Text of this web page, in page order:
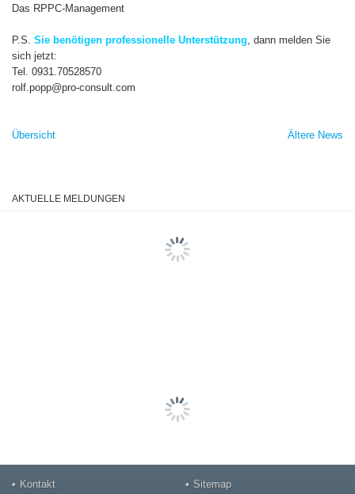
Das RPPC-Management
P.S. Sie benötigen professionelle Unterstützung, dann melden Sie
sich jetzt:
Tel. 0931.70528570
rolf.popp@pro-consult.com
Übersicht Ältere News
AKTUELLE MELDUNGEN
Kontakt Sitemap